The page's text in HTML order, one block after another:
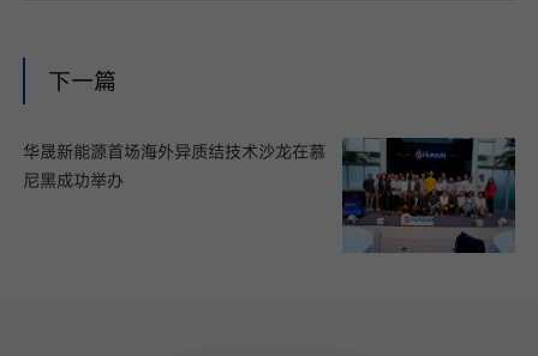
下一篇
华晟新能源首场海外异质结技术沙龙在慕
尼黑成功举办